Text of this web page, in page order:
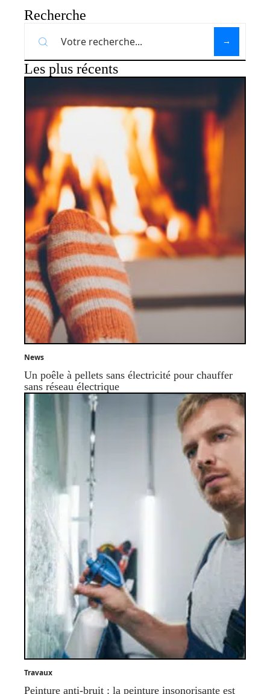
Recherche
Les plus récents
News
Un poêle à pellets sans électricité pour chauffer
sans réseau électrique
Travaux
Peinture anti-bruit : la peinture insonorisante est